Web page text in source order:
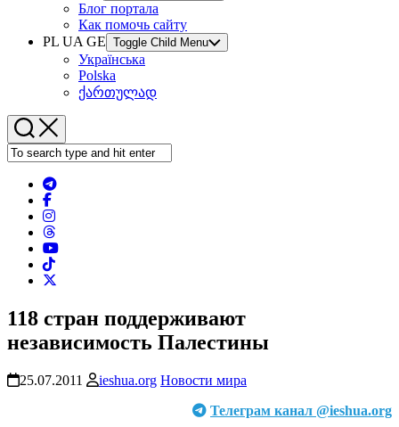
Блог портала
Как помочь сайту
PL UA GE Toggle Child Menu
Українська
Polska
ქართულად
118 стран поддерживают
независимость Палестины
25.07.2011 ieshua.org Новости мира
Телеграм канал @ieshua.org